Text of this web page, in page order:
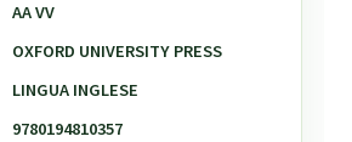
AA VV
OXFORD UNIVERSITY PRESS
LINGUA INGLESE
9780194810357